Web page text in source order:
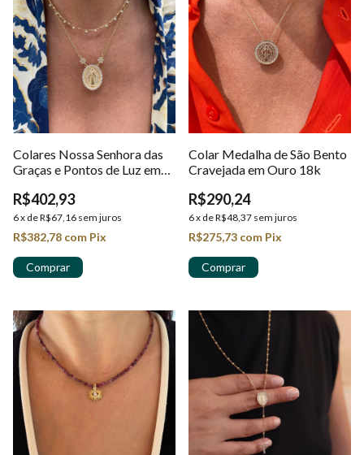
Colares Nossa Senhora das
Graças e Pontos de Luz em
R$402,93
6x deR$67,16 sem juros
R$382,78 com Pix
Colar Medalha de São Bento
Cravejada em Ouro 18k
R$290,24
6x deR$48,37 sem juros
R$275,73 com Pix